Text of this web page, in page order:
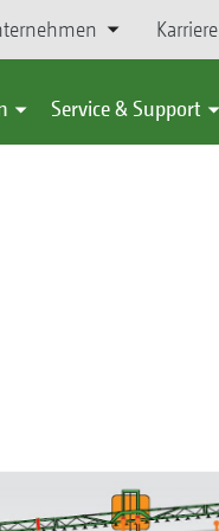
Karriere
Service & Support